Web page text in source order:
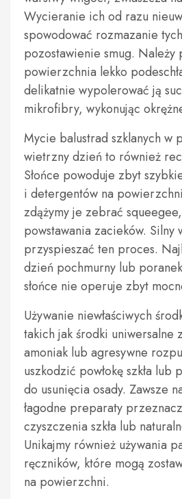
Wycieranie ich od razu
spowodować rozmazanie
pozostawienie smug.
powierzchnia lekko
delikatnie wypolerować ją
mikrofibry, wykonując
Mycie balustrad szklanych w
wietrzny dzień to również
Słońce powoduje zbyt
i detergentów na
zdążymy je zebrać
powstawania zacieków.
przyspieszać ten proces.
dzień pochmurny lub
słońce nie operuje zbyt
Używanie niewłaściwych
takich jak środki uniwersalne
amoniak lub agresywne
uszkodzić powłokę szkła lub
do usunięcia osady. Zawsze
łagodne preparaty
czyszczenia szkła lub
Unikajmy również używania
ręczników, które mogą
na powierzchni.